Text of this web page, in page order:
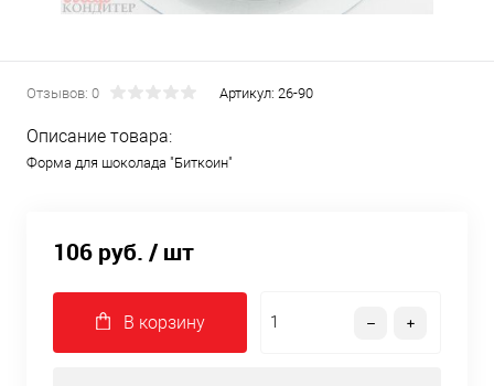
Отзывов: 0 Артикул: 26-90
Описание товара:
Форма для шоколада "Биткоин"
106 руб. / шт
В корзину